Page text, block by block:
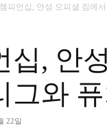
피언십, 안성 오피셜 짐에
십, 안
그와
22일